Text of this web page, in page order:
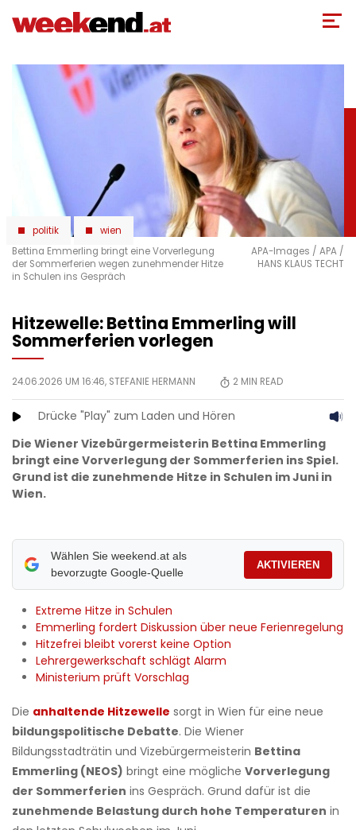
zum
politik
wien
Bettina Emmerling bringt eine Vorverlegung
der Sommerferien wegen zunehmender Hitze
in Schulen ins Gespräch
APA-Images / APA /
HANS KLAUS TECHT
Hitzewelle: Bettina Emmerling will
Sommerferien vorlegen
24.06.2026 UM 16:46, STEFANIE HERMANN 2 MIN READ
Drücke "Play" zum Laden und Hören
Die Wiener Vizebürgermeisterin Bettina Emmerling
bringt eine Vorverlegung der Sommerferien ins Spiel.
Grund ist die zunehmende Hitze in Schulen im Juni in
Wien.
Wählen Sie weekend.at als
bevorzugte Google-Quelle
AKTIVIEREN
Extreme Hitze in Schulen
Emmerling fordert Diskussion über neue Ferienregelung
Hitzefrei bleibt vorerst keine Option
Lehrergewerkschaft schlägt Alarm
Ministerium prüft Vorschlag
Die anhaltende Hitzewelle sorgt in Wien für eine neue
bildungspolitische Debatte. Die Wiener
Bildungsstadträtin und Vizebürgermeisterin Bettina
Emmerling (NEOS) bringt eine mögliche Vorverlegung
der Sommerferien ins Gespräch. Grund dafür ist die
zunehmende Belastung durch hohe Temperaturen in